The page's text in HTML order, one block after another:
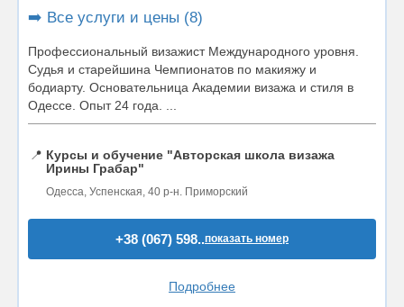
➡️ Все услуги и цены (8)
Профессиональный визажист Международного уровня.
Судья и старейшина Чемпионатов по макияжу и
бодиарту. Основательница Академии визажа и стиля в
Одессе. Опыт 24 года. ...
📍 Курсы и обучение "Авторская школа визажа
Ирины Грабар"
Одесса, Успенская, 40 р-н. Приморский
+38 (067) 598..показать номер
Подробнее